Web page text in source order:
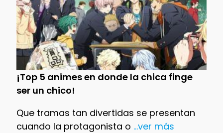
¡Top 5 animes en donde la chica finge
ser un chico!
Que tramas tan divertidas se presentan
cuando la protagonista o ...ver más